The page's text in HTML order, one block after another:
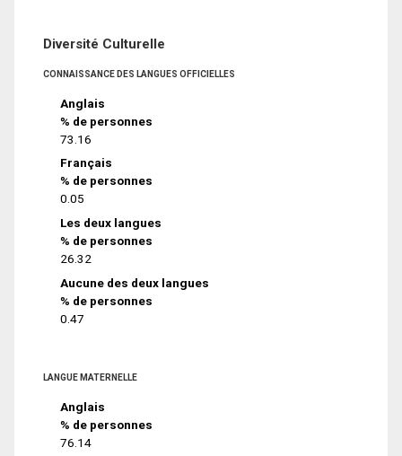
Diversité Culturelle
CONNAISSANCE DES LANGUES OFFICIELLES
Anglais
% de personnes
73.16
Français
% de personnes
0.05
Les deux langues
% de personnes
26.32
Aucune des deux langues
% de personnes
0.47
LANGUE MATERNELLE
Anglais
% de personnes
76.14